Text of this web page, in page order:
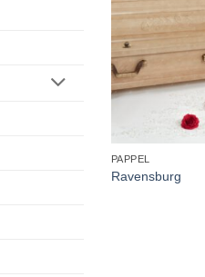
PAPPEL
Ravensburg